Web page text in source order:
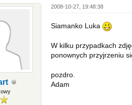
2008-10-27, 19:48:38
Siamanko Luka
W kilku przypadkach
ponownych przyjrzeniu
pozdro.
Adam